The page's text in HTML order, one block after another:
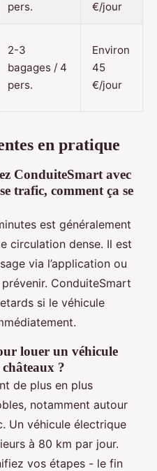
pers.
€/jour
2-3
bagages / 4
pers.
Environ
45
€/jour
en pratique
ConduiteSmart avec
trafic, comment ça se
est généralement
circulation dense. Il est
via l’application ou
ConduiteSmart
si le véhicule
louer un véhicule
?
de plus en plus
notamment autour
Un véhicule électrique
à 80 km par jour.
vos étapes - le fin